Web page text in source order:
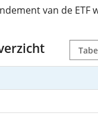
van de ETF